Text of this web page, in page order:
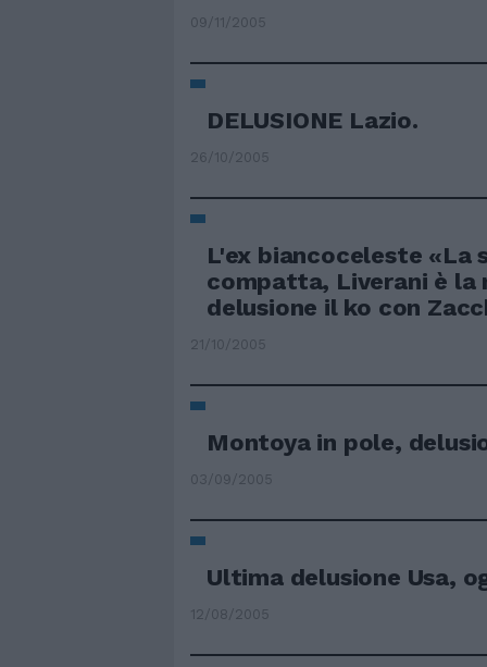
09/11/2005
DELUSIONE Lazio.
26/10/2005
L'ex biancoceleste «La
compatta, Liverani è la
delusione il ko con
21/10/2005
Montoya in pole,
03/09/2005
Ultima delusione Usa,
12/08/2005